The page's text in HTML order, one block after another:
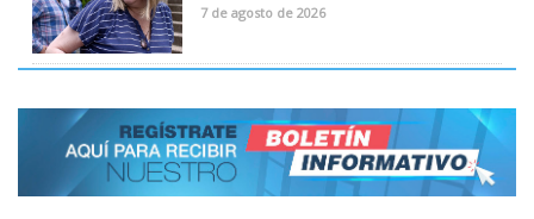
7 de agosto de 2026